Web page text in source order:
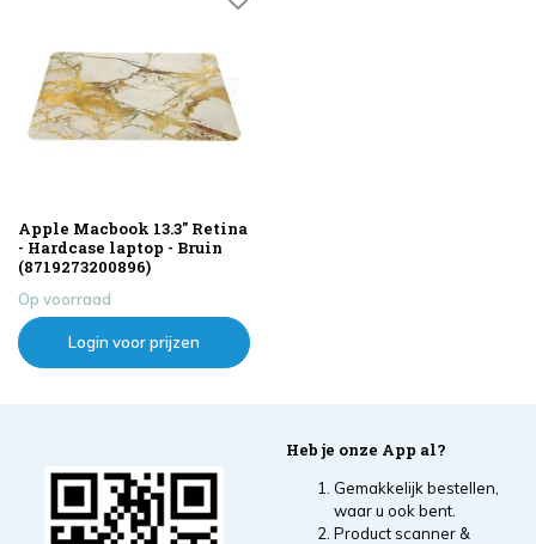
Apple Macbook 13.3" Retina
- Hardcase laptop - Bruin
(8719273200896)
Op voorraad
Login voor prijzen
Heb je onze App al?
Gemakkelijk bestellen,
waar u ook bent.
Product scanner &